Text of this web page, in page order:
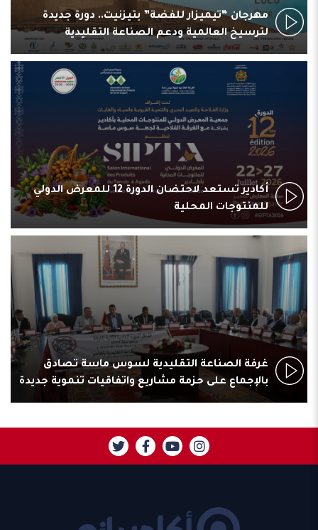
مهرجان “تيميزار للفضة” بتيزنيت.. دورة جديدة
لترسيخ العالمية ودعم الصناعة التقليدية
أكادير تستعد لاحتضان الدورة 12 للمعرض الدولي
للمنتوجات المحلية
غرفة الصناعة التقليدية لسوس ماسة تصادق
بالإجماع على حزمة مشاريع واتفاقيات تنموية جديدة